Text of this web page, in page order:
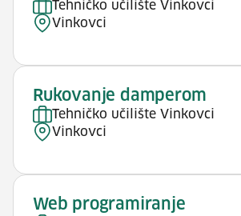
Tehničko učilište Vinkovci
Vinkovci
Rukovanje damperom
Tehničko učilište Vinkovci
Vinkovci
Web programiranje